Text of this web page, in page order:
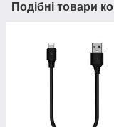
Подібні товари